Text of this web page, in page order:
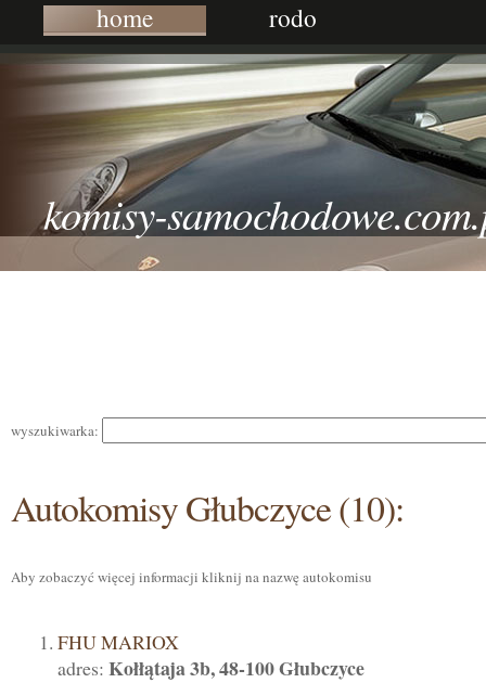
home rodo
komisy-
wyszukiwarka:
Autokomisy Głubczyce (10):
Aby zobaczyć więcej informacji kliknij na nazwę autokomisu
FHU MARIOX
adres: Kołłątaja 3b, 48-100 Głubczyce